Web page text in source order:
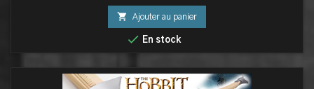
 Ajouter au panier
 En stock